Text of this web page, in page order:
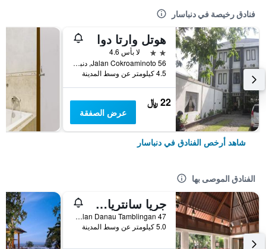
فنادق رخيصة في دنباسار
هوتل وارتا دوا
2 نجمتين
لا بأس 4.6
56 Jalan Cokroaminoto, دنباسار, إندونيسيا
4.5 كيلومتر عن وسط المدينة
22 ﷼
عرض الصفقة
شاهد أرخص الفنادق في دنباسار
الفنادق الموصى بها
جريا سانتريان أه بيتش ريزورت آند سبا
Jalan Danau Tamblingan 47, دنباسار, إندونيسيا
5.0 كيلومتر عن وسط المدينة